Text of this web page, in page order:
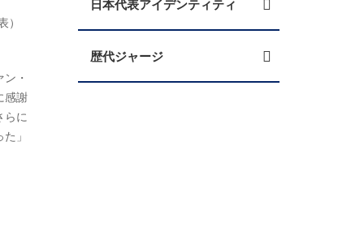
・
感謝
らに
」
日本代表アイデンティティ
歴代ジャージ